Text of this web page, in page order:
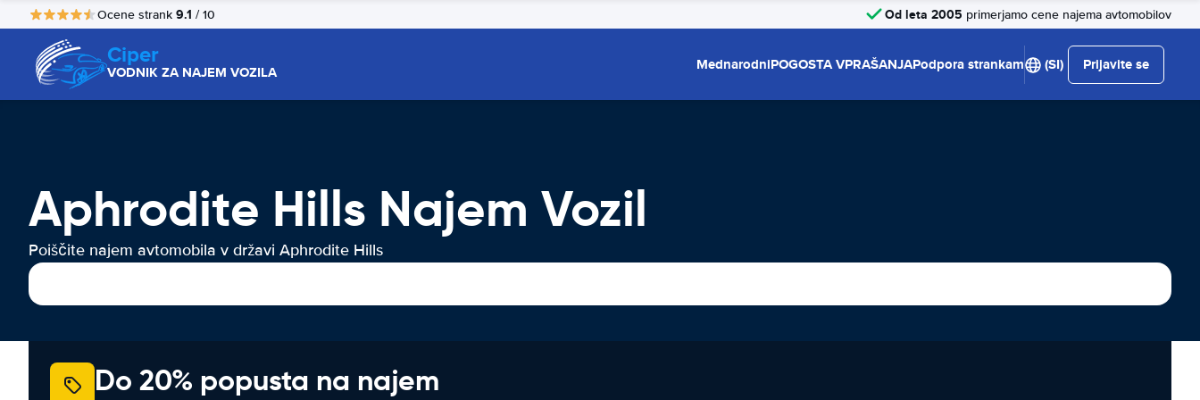
Ocene strank 9.1 / 10 Od leta 2005 primerjamo cene najema avtomobilov
Ciper
VODNIK ZA NAJEM VOZILA MednarodniPOGOSTA VPRAŠANJAPodpora strankam (SI) Prijavite se
Aphrodite Hills Najem Vozil
Poiščite najem avtomobila v državi Aphrodite Hills
Do 20% popusta na najem